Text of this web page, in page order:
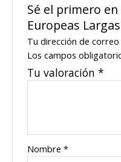
Sé el primero en
Europeas
Tu dirección de
Los campos
Tu valoración*
Nombre*